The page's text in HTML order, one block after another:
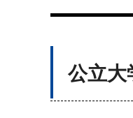
公立大